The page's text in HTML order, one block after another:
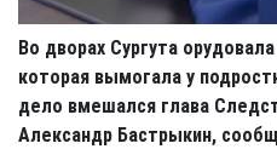
Во дворах Сургута
которая вымогала у
дело вмешался глава
Александр Бастрыкин,